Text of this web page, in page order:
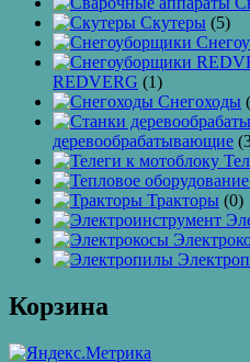
Скутеры (5)
REDVERG (1)
Снегоходы
деревообрабатывающие
Тракторы (0)
Корзина